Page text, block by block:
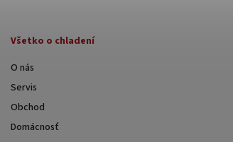
Všetko o chladení
O nás
Servis
Obchod
Domácnosť